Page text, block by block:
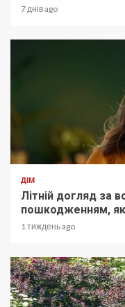
7 днів ago
ДІМ
Літній догляд за
пошкодженням,
1 тиждень ago